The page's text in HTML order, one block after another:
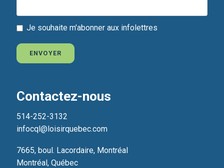
Contactez-nous
514-252-3132
infocql@loisirquebec.com
7665, boul. Lacordaire, Montréal
Montréal, Québec
Je souhaite m'abonner aux infolettres
ENVOYER